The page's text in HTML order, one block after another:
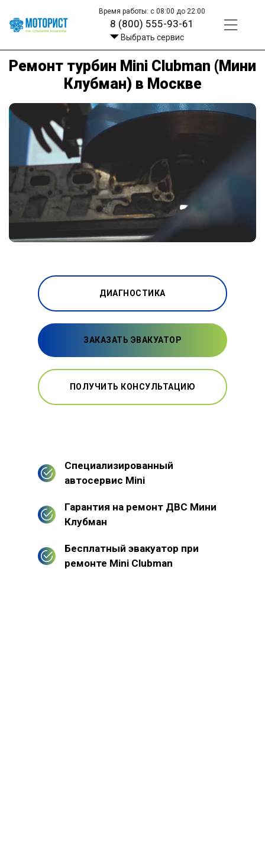
Время работы: с 08:00 до 22:00
8 (800) 555-93-61
Выбрать сервис
Ремонт турбин Mini Clubman (Мини
Клубман) в Москве
ДИАГНОСТИКА
ЗАКАЗАТЬ ЭВАКУАТОР
ПОЛУЧИТЬ КОНСУЛЬТАЦИЮ
Специализированный
автосервис Mini
Гарантия на ремонт ДВС Мини
Клубман
Бесплатный эвакуатор при
ремонте Mini Clubman